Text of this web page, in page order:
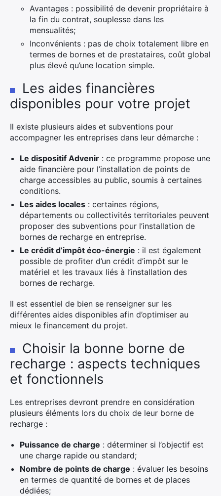
Avantages : possibilité de devenir propriétaire à
la fin du contrat, souplesse dans les
mensualités;
Inconvénients : pas de choix totalement libre en
termes de bornes et de prestataires, coût global
plus élevé qu’une location simple.
Les aides financières
disponibles pour votre projet
Il existe plusieurs aides et subventions pour
accompagner les entreprises dans leur démarche :
Le dispositif Advenir : ce programme propose une
aide financière pour l’installation de points de
charge accessibles au public, soumis à certaines
conditions.
Les aides locales : certaines régions,
départements ou collectivités territoriales peuvent
proposer des subventions pour l’installation de
bornes de recharge en entreprise.
Le crédit d’impôt éco-énergie : il est également
possible de profiter d’un crédit d’impôt sur le
matériel et les travaux liés à l’installation des
bornes de recharge.
Il est essentiel de bien se renseigner sur les
différentes aides disponibles afin d’optimiser au
mieux le financement du projet.
Choisir la bonne borne de
recharge : aspects techniques
et fonctionnels
Les entreprises devront prendre en considération
plusieurs éléments lors du choix de leur borne de
recharge :
Puissance de charge : déterminer si l’objectif est
une charge rapide ou standard;
Nombre de points de charge : évaluer les besoins
en termes de quantité de bornes et de places
dédiées;
Rechercher